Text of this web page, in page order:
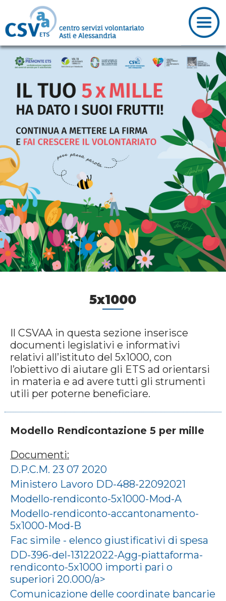
5x1000
Il CSVAA in questa sezione inserisce
documenti legislativi e informativi
relativi all’istituto del 5x1000, con
l’obiettivo di aiutare gli ETS ad orientarsi
in materia e ad avere tutti gli strumenti
utili per poterne beneficiare.
Modello Rendicontazione 5 per mille
Documenti:
D.P.C.M. 23 07 2020
Ministero Lavoro DD-488-22092021
Modello-rendiconto-5x1000-Mod-A
Modello-rendiconto-accantonamento-
5x1000-Mod-B
Fac simile - elenco giustificativi di spesa
DD-396-del-13122022-Agg-piattaforma-
rendiconto-5x1000 importi pari o
superiori 20.000/a>
Comunicazione delle coordinate bancarie